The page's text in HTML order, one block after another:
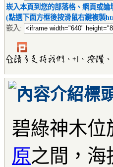
崁入本頁到您的部落格、網頁或論
(點選下面方框後按滑鼠右鍵複製
嵌入:
碧綠神木位
原之間，海